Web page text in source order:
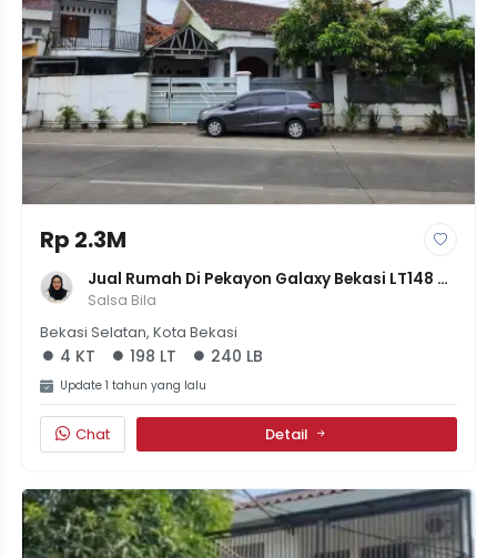
Rp 2.3M
Jual Rumah Di Pekayon Galaxy Bekasi LT148
4Kamar Harga Rp 2M An
Salsa Bila
Bekasi Selatan, Kota Bekasi
4 KT 198 LT 240 LB
Update 1 tahun yang lalu
Chat Detail